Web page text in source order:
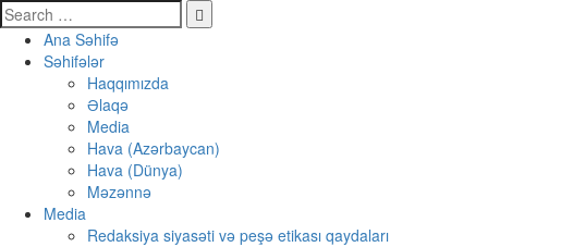
Ana Səhifə
Səhifələr
Haqqımızda
Əlaqə
Media
Hava (Azərbaycan)
Hava (Dünya)
Məzənnə
Media
Redaksiya siyasəti və peşə etikası qaydaları